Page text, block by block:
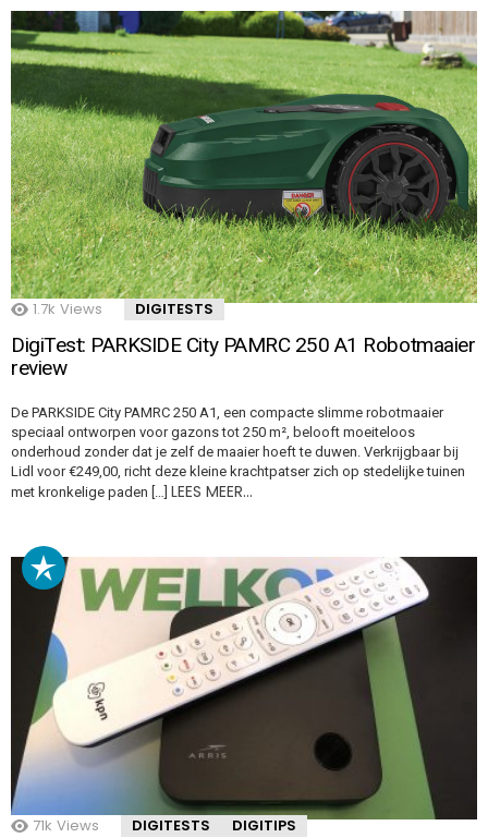
1.7k Views DIGITESTS
DigiTest: PARKSIDE City PAMRC 250 A1 Robotmaaier
review
De PARKSIDE City PAMRC 250 A1, een compacte slimme robotmaaier
speciaal ontworpen voor gazons tot 250 m², belooft moeiteloos
onderhoud zonder dat je zelf de maaier hoeft te duwen. Verkrijgbaar bij
Lidl voor €249,00, richt deze kleine krachtpatser zich op stedelijke tuinen
met kronkelige paden […] LEES MEER…
71k Views DIGITESTS DIGITIPS